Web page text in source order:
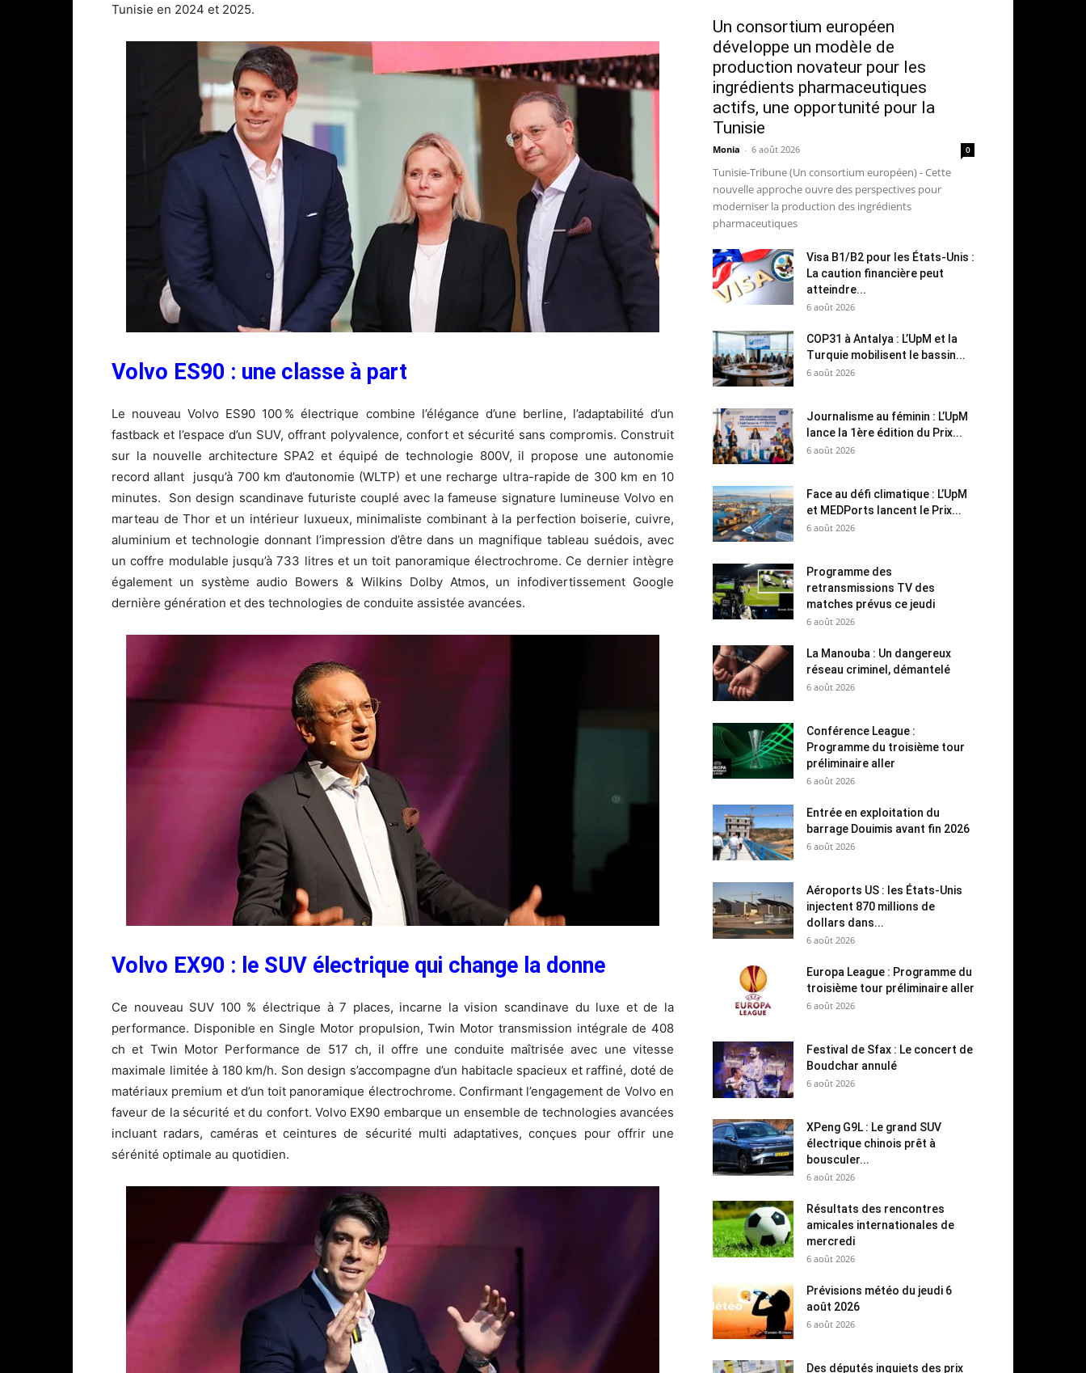
Tunisie en 2024 et 2025.
Volvo ES90 : une classe à part
Le nouveau Volvo ES90 100 % électrique combine l’élégance d’une berline, l’adaptabilité d’un
fastback et l’espace d’un SUV, offrant polyvalence, confort et sécurité sans compromis. Construit
sur la nouvelle architecture SPA2 et équipé de technologie 800V, il propose une autonomie
record allant jusqu’à 700 km d’autonomie (WLTP) et une recharge ultra-rapide de 300 km en 10
minutes. Son design scandinave futuriste couplé avec la fameuse signature lumineuse Volvo en
marteau de Thor et un intérieur luxueux, minimaliste combinant à la perfection boiserie, cuivre,
aluminium et technologie donnant l’impression d’être dans un magnifique tableau suédois, avec
un coffre modulable jusqu’à 733 litres et un toit panoramique électrochrome. Ce dernier intègre
également un système audio Bowers & Wilkins Dolby Atmos, un infodivertissement Google
dernière génération et des technologies de conduite assistée avancées.
Volvo EX90 : le SUV électrique qui change la donne
Ce nouveau SUV 100 % électrique à 7 places, incarne la vision scandinave du luxe et de la
performance. Disponible en Single Motor propulsion, Twin Motor transmission intégrale de 408
ch et Twin Motor Performance de 517 ch, il offre une conduite maîtrisée avec une vitesse
maximale limitée à 180 km/h. Son design s’accompagne d’un habitacle spacieux et raffiné, doté de
matériaux premium et d’un toit panoramique électrochrome. Confirmant l’engagement de Volvo en
faveur de la sécurité et du confort. Volvo EX90 embarque un ensemble de technologies avancées
incluant radars, caméras et ceintures de sécurité multi adaptatives, conçues pour offrir une
sérénité optimale au quotidien.
Un consortium européen
développe un modèle de
production novateur pour les
ingrédients pharmaceutiques
actifs, une opportunité pour la
Tunisie
Monia - 6 août 2026 0
Tunisie-Tribune (Un consortium européen) - Cette
nouvelle approche ouvre des perspectives pour
moderniser la production des ingrédients
pharmaceutiques
Visa B1/B2 pour les États-Unis :
La caution financière peut
atteindre...
6 août 2026
COP31 à Antalya : L’UpM et la
Turquie mobilisent le bassin...
6 août 2026
Journalisme au féminin : L’UpM
lance la 1ère édition du Prix...
6 août 2026
Face au défi climatique : L’UpM
et MEDPorts lancent le Prix...
6 août 2026
Programme des
retransmissions TV des
matches prévus ce jeudi
6 août 2026
La Manouba : Un dangereux
réseau criminel, démantelé
6 août 2026
Conférence League :
Programme du troisième tour
préliminaire aller
6 août 2026
Entrée en exploitation du
barrage Douimis avant fin 2026
6 août 2026
Aéroports US : les États-Unis
injectent 870 millions de
dollars dans...
6 août 2026
Europa League : Programme du
troisième tour préliminaire aller
6 août 2026
Festival de Sfax : Le concert de
Boudchar annulé
6 août 2026
XPeng G9L : Le grand SUV
électrique chinois prêt à
bousculer...
6 août 2026
Résultats des rencontres
amicales internationales de
mercredi
6 août 2026
Prévisions météo du jeudi 6
août 2026
6 août 2026
Des députés inquiets des prix